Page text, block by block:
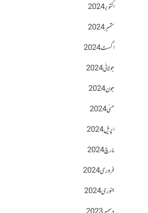
اکتوبر 2024
ستمبر 2024
اگست 2024
جولائی 2024
جون 2024
مئی 2024
اپریل 2024
مارچ 2024
فروری 2024
جنوری 2024